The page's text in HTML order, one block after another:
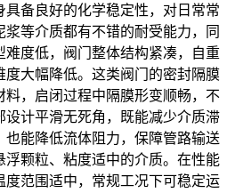
备良好的化学稳定性，对日常常
等介质都有不错的耐受能力，同
难度低，阀门整体结构紧凑，自重
大幅降低。这类阀门的密封隔膜
料，启闭过程中隔膜形变顺畅，不
设计平滑无死角，既能减少介质滞
也能降低流体阻力，保障管路输送
颗粒、粘度适中的介质。在性能
度范围适中，常规工况下可稳定运